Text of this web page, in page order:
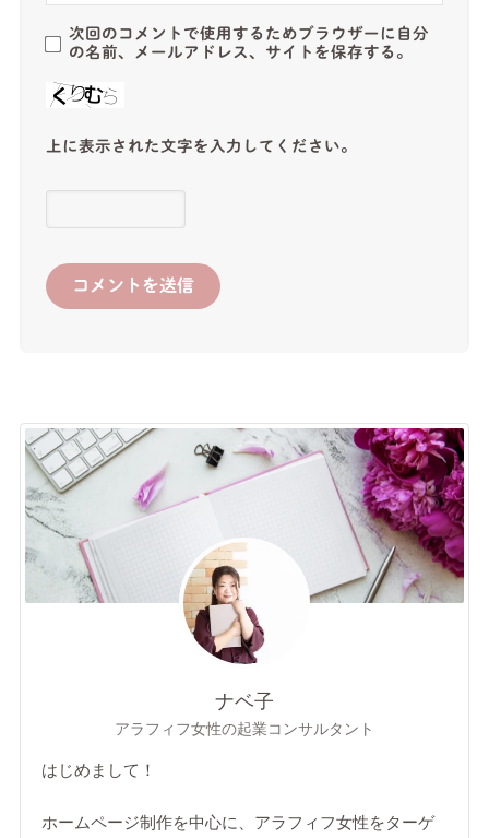
次回のコメントで使用するためブラウザーに自分
の名前、メールアドレス、サイトを保存する。
上に表示された文字を入力してください。
ナベ子
アラフィフ女性の起業コンサルタント
はじめまして！
ホームページ制作を中心に、アラフィフ女性をターゲ